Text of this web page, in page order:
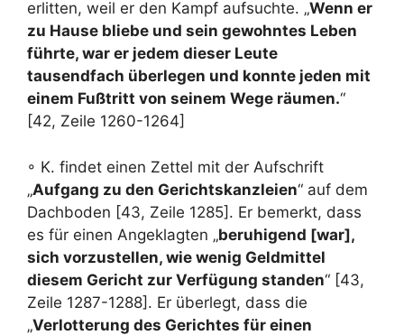
erlitten, weil er den Kampf aufsuchte. „Wenn er
zu Hause bliebe und sein gewohntes Leben
führte, war er jedem dieser Leute
tausendfach überlegen und konnte jeden mit
einem Fußtritt von seinem Wege räumen.“
[42, Zeile 1260-1264]
◦ K. findet einen Zettel mit der Aufschrift
„Aufgang zu den Gerichtskanzleien“ auf dem
Dachboden [43, Zeile 1285]. Er bemerkt, dass
es für einen Angeklagten „beruhigend [war],
sich vorzustellen, wie wenig Geldmittel
diesem Gericht zur Verfügung standen“ [43,
Zeile 1287-1288]. Er überlegt, dass die
„Verlotterung des Gerichtes für einen